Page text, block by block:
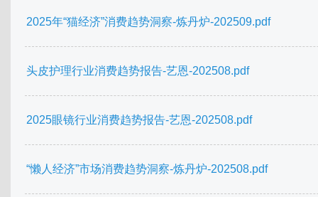
2025年“猫经济”消费趋势洞察-炼丹炉-202509.pdf
头皮护理行业消费趋势报告-艺恩-202508.pdf
2025眼镜行业消费趋势报告-艺恩-202508.pdf
“懒人经济”市场消费趋势洞察-炼丹炉-202508.pdf